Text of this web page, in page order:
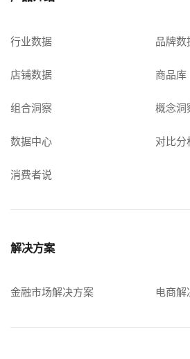
行业数据 品牌数
店铺数据 商品库
组合洞察 概念洞
数据中心 对比分
消费者说
解决方案
金融市场解决方案 电商解